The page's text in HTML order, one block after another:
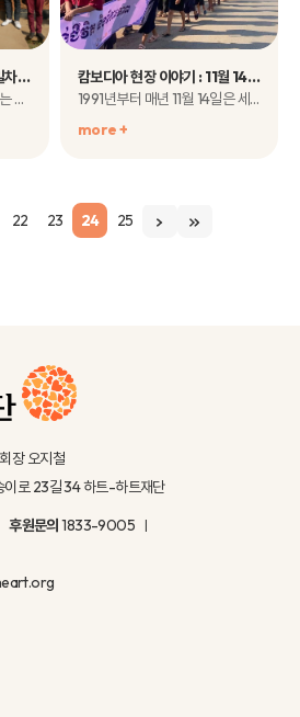
말라위 10월 현장 이야기: 일차보건인력 대상 수인성질환 대응 교육 실시
하트-하트재단 말라위 지부는 지난 10월 12일부터 17일..
캄보디아 현장 이야기 : 11월 14일 세계 당뇨의 날 기념 하트-하트재단 걷기 캠페인 개최
1991년부터 매년 11월 14일은 세계보건기구(WHO)와 세계 당뇨 연맹(ID..
more +
22 23 24 25
장 오지철
로 23길 34 하트-하트재단
후원문의1833-9005